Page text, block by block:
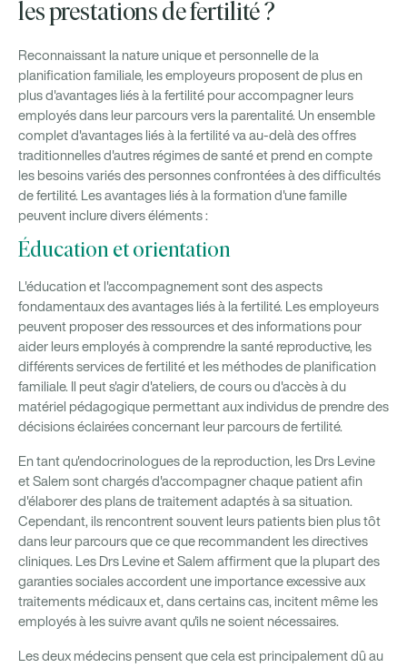
les prestations de fertilité ?
Reconnaissant la nature unique et personnelle de la
planification familiale, les employeurs proposent de plus en
plus d'avantages liés à la fertilité pour accompagner leurs
employés dans leur parcours vers la parentalité. Un ensemble
complet d'avantages liés à la fertilité va au-delà des offres
traditionnelles d'autres régimes de santé et prend en compte
les besoins variés des personnes confrontées à des difficultés
de fertilité. Les avantages liés à la formation d'une famille
peuvent inclure divers éléments :
Éducation et orientation
L'éducation et l'accompagnement sont des aspects
fondamentaux des avantages liés à la fertilité. Les employeurs
peuvent proposer des ressources et des informations pour
aider leurs employés à comprendre la santé reproductive, les
différents services de fertilité et les méthodes de planification
familiale. Il peut s'agir d'ateliers, de cours ou d'accès à du
matériel pédagogique permettant aux individus de prendre des
décisions éclairées concernant leur parcours de fertilité.
En tant qu'endocrinologues de la reproduction, les Drs Levine
et Salem sont chargés d'accompagner chaque patient afin
d'élaborer des plans de traitement adaptés à sa situation.
Cependant, ils rencontrent souvent leurs patients bien plus tôt
dans leur parcours que ce que recommandent les directives
cliniques. Les Drs Levine et Salem affirment que la plupart des
garanties sociales accordent une importance excessive aux
traitements médicaux et, dans certains cas, incitent même les
employés à les suivre avant qu'ils ne soient nécessaires.
Les deux médecins pensent que cela est principalement dû au